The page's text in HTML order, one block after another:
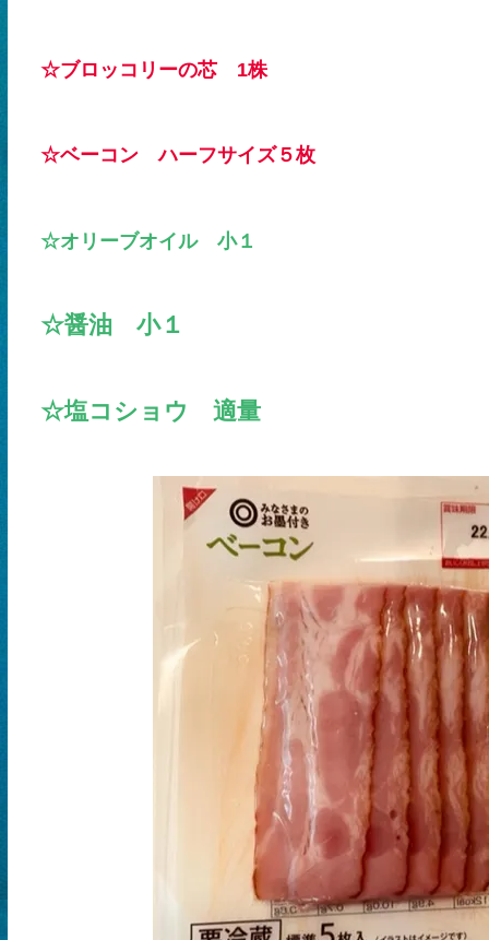
☆ブロッコリーの芯 1株
☆ベーコン ハーフサイズ５枚
☆オリーブオイル 小１
☆醤油 小１
☆塩コショウ 適量